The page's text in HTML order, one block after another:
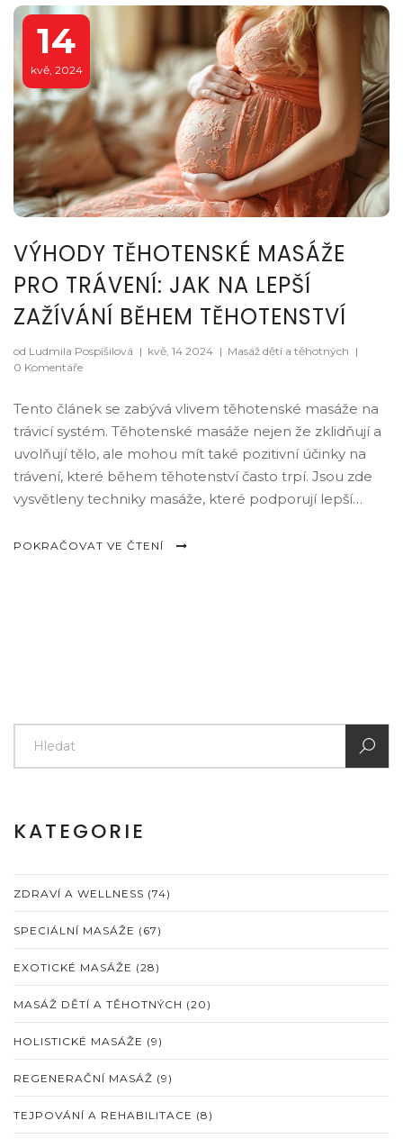
14
kvě, 2024
VÝHODY TĚHOTENSKÉ MASÁŽE
PRO TRÁVENÍ: JAK NA LEPŠÍ
ZAŽÍVÁNÍ BĚHEM TĚHOTENSTVÍ
od Ludmila Pospíšilová | kvě, 14 2024 | Masáž dětí a těhotných |
0 Komentáře
Tento článek se zabývá vlivem těhotenské masáže na
trávicí systém. Těhotenské masáže nejen že zklidňují a
uvolňují tělo, ale mohou mít také pozitivní účinky na
trávení, které během těhotenství často trpí. Jsou zde
vysvětleny techniky masáže, které podporují lepší
plynatost, zácpa a žaludeční nevolnost. Prohloubené
POKRAČOVAT VE ČTENÍ
KATEGORIE
ZDRAVÍ A WELLNESS (74)
SPECIÁLNÍ MASÁŽE (67)
EXOTICKÉ MASÁŽE (28)
MASÁŽ DĚTÍ A TĚHOTNÝCH (20)
HOLISTICKÉ MASÁŽE (9)
REGENERAČNÍ MASÁŽ (9)
TEJPOVÁNÍ A REHABILITACE (8)